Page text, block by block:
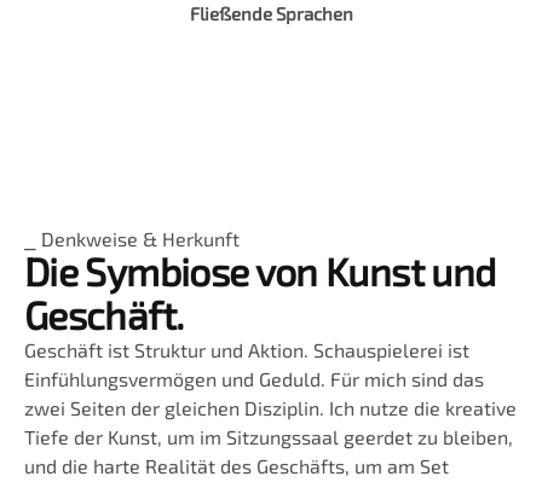
Fließende Sprachen
⎯ Denkweise & Herkunft
Die Symbiose von Kunst und
Geschäft.
Geschäft ist Struktur und Aktion. Schauspielerei ist
Einfühlungsvermögen und Geduld. Für mich sind das
zwei Seiten der gleichen Disziplin. Ich nutze die kreative
Tiefe der Kunst, um im Sitzungssaal geerdet zu bleiben,
und die harte Realität des Geschäfts, um am Set